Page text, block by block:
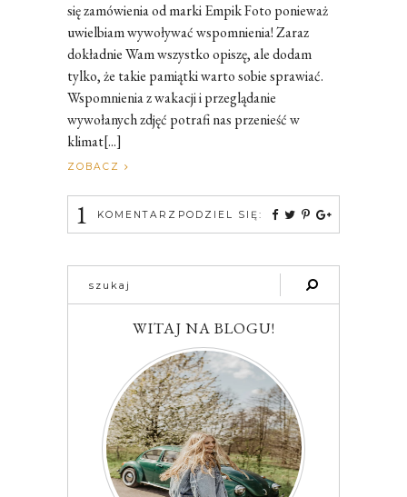
się zamówienia od marki Empik Foto ponieważ
uwielbiam wywoływać wspomnienia! Zaraz
dokładnie Wam wszystko opiszę, ale dodam
tylko, że takie pamiątki warto sobie sprawiać.
Wspomnienia z wakacji i przeglądanie
wywołanych zdjęć potrafi nas przenieść w
klimat[...]
ZOBACZ
1 KOMENTARZ PODZIEL SIĘ:
WITAJ NA BLOGU!